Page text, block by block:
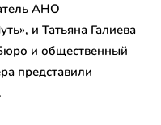
АНО
и Татьяна Галиева
и общественный
представили